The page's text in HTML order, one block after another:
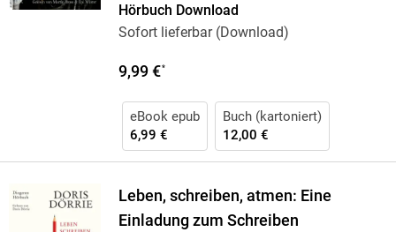
Hörbuch Download
Sofort lieferbar (Download)
9,99 €*
eBook epub
6,99 €
Buch (kartoniert)
12,00 €
Leben, schreiben, atmen: Eine
Einladung zum Schreiben